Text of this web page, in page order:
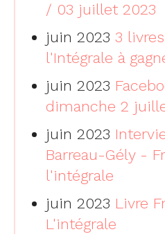
/ 03 juillet 2023
juin 2023 3
l'Intégrale à
juin 2023
dimanche 2
juin 2023
Barreau-Gély -
l'intégrale
juin 2023 Livre
L'intégrale